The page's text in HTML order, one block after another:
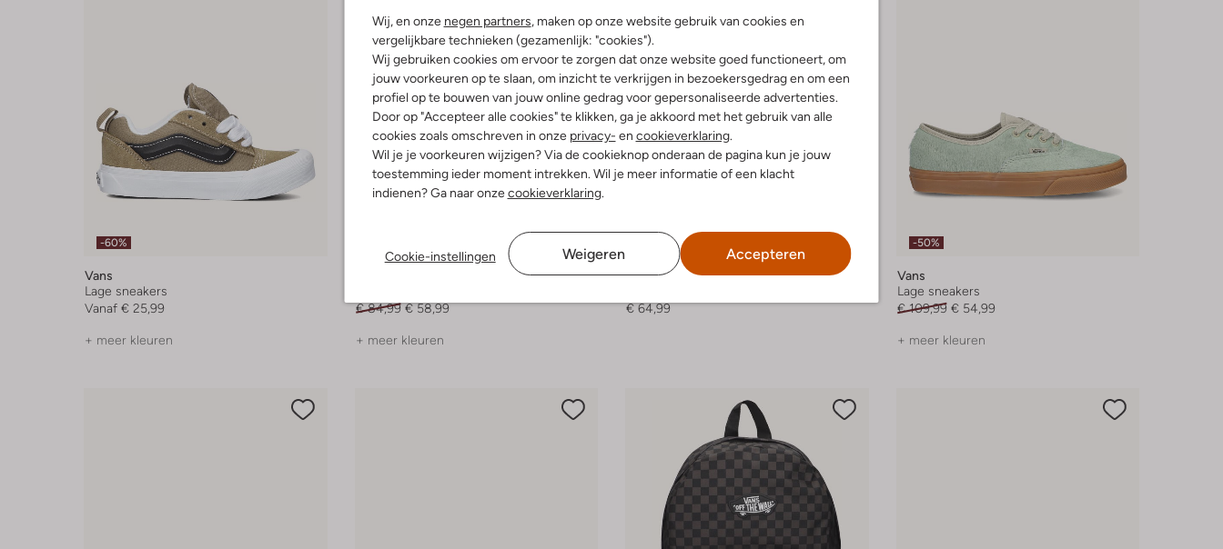
Wij, en onze negen partners, maken op onze website gebruik van cookies en
vergelijkbare technieken (gezamenlijk: "cookies").
Wij gebruiken cookies om ervoor te zorgen dat onze website goed functioneert, om
jouw voorkeuren op te slaan, om inzicht te verkrijgen in bezoekersgedrag en om een
profiel op te bouwen van jouw online gedrag voor gepersonaliseerde advertenties.
Door op "Accepteer alle cookies" te klikken, ga je akkoord met het gebruik van alle
cookies zoals omschreven in onze privacy- en cookieverklaring.
Wil je je voorkeuren wijzigen? Via de cookieknop onderaan de pagina kun je jouw
toestemming ieder moment intrekken. Wil je meer informatie of een klacht
indienen? Ga naar onzecookieverklaring.
Cookie-instellingen Weigeren Accepteren
-60%
Vans
Lage sneakers
Vanaf € 25,99
+ meer kleuren
€ 84,99 € 58,99
+ meer kleuren
Vans
€ 64,99
-50%
Vans
Lage sneakers
€ 109,99 € 54,99
+ meer kleuren